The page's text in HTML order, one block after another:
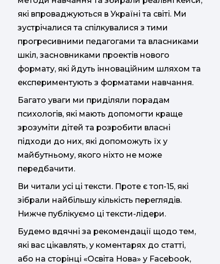
які впроваджуються в Україні та світі. Ми
зустрічалися та спілкувалися з тими
прогресивними педагогами та власниками
шкіл, засновниками проектів нового
формату, які йдуть інноваційним шляхом та
експериментують з форматами навчання.
Багато уваги ми приділяли порадам
психологів, які мають допомогти краще
зрозуміти дітей та розробити власні
підходи до них, які допоможуть їх у
майбутньому, якого ніхто не може
передбачити.
Ви читали усі ці тексти. Проте є топ-15, які
зібрали найбільшу кількість переглядів.
Нижче публікуємо ці тексти-лідери.
Будемо вдячні за рекомендації щодо тем,
які вас цікавлять, у коментарях до статті,
або на сторінці «Освіта Нова» у Facebook,